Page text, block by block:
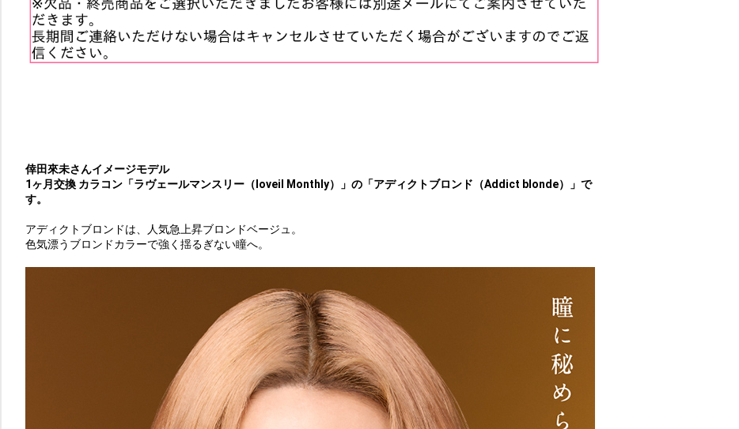
倖田來未さんイメージモデル
1ヶ月交換 カラコン「ラヴェールマンスリー（loveil Monthly）」の「アディクトブロンド（Addict blonde）」で
す。
アディクトブロンドは、人気急上昇ブロンドベージュ。
色気漂うブロンドカラーで強く揺るぎない瞳へ。